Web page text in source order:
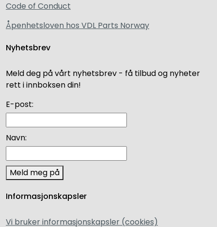
Code of Conduct
Åpenhetsloven hos VDL Parts Norway
Nyhetsbrev
Meld deg på vårt nyhetsbrev - få tilbud og nyheter
rett i innboksen din!
E-post:
Navn:
Meld meg på
Informasjonskapsler
Vi bruker informasjonskapsler (cookies)